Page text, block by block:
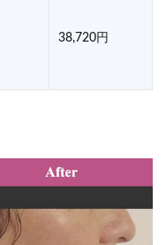
38,720円